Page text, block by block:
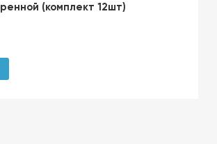
(комплект 12шт)